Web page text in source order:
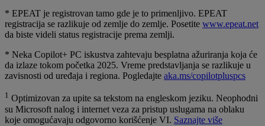
* EPEAT je registrovan tamo gde je to primenljivo. EPEAT
registracija se razlikuje od zemlje do zemlje. Posetite www.epeat.net
da biste videli status registracije prema zemlji.
* Neka Copilot+ PC iskustva zahtevaju besplatna ažuriranja koja će
da izlaze tokom početka 2025. Vreme predstavljanja se razlikuje u
zavisnosti od uređaja i regiona. Pogledajte aka.ms/copilotpluspcs
1 Optimizovan za upite sa tekstom na engleskom jeziku. Neophodni
su Microsoft nalog i internet veza za pristup uslugama na oblaku
koje omogućavaju odgovorno korišćenje VI. Saznajte više